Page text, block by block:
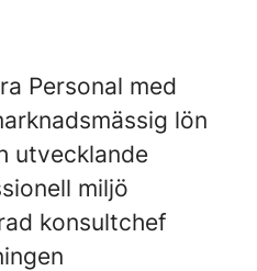
Personal med
lön
utvecklande
miljö
konsultchef